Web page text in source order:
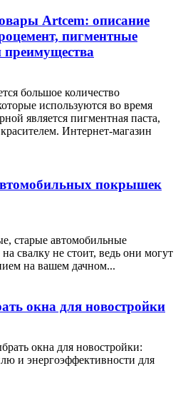
Artcem: описание
пигментные
преимущества
большое количество
используются во время
является пигментная паста,
Интернет-магазин
покрышек
старые автомобильные
свалку не стоит, ведь они могут
на вашем дачном...
окна для новостройки
окна для новостройки:
и энергоэффективности для